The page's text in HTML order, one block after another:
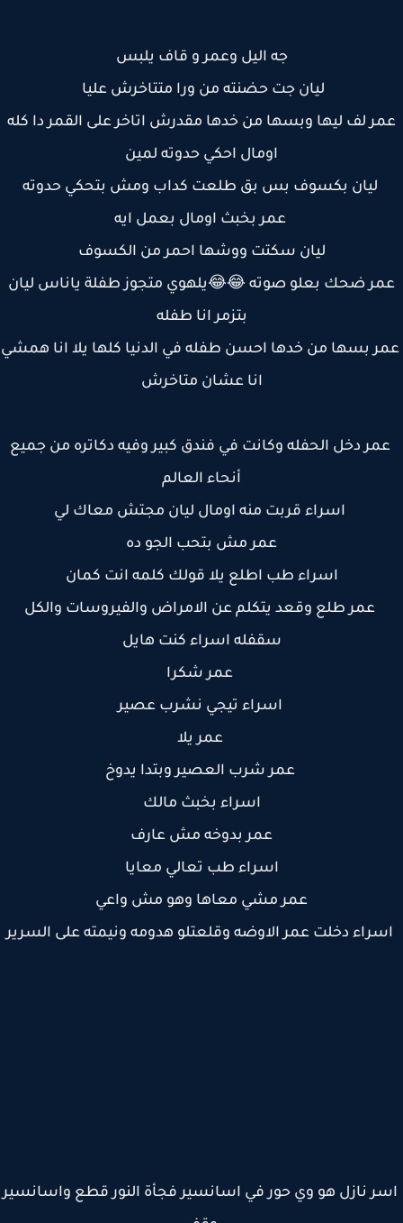
جه اليل وعمر و قاف يلبس
ليان جت حضنته من ورا متتاخرش عليا
لف ليها وبسها من خدها مقدرش اتاخر على القمر دا كله
اومال احكي حدوته لمين
ليان بكسوف بس بق طلعت كداب ومش بتحكي حدوته
عمر بخبث اومال بعمل ايه
ليان سكتت ووشها احمر من الكسوف
ضحك بعلو صوته 😂😂يلهوي متجوز طفلة ياناس ليان
بتزمر انا طفله
بسها من خدها احسن طفله في الدنيا كلها يلا انا همشي
انا عشان متاخرش
دخل الحفله وكانت في فندق كبير وفيه دكاتره من جميع
أنحاء العالم
اسراء قربت منه اومال ليان مجتش معاك لي
عمر مش بتحب الجو ده
اسراء طب اطلع يلا قولك كلمه انت كمان
عمر طلع وقعد يتكلم عن الامراض والفيروسات والكل
سقفله اسراء كنت هايل
عمر شكرا
اسراء تيجي نشرب عصير
عمر يلا
عمر شرب العصير وبتدا يدوخ
اسراء بخبث مالك
عمر بدوخه مش عارف
اسراء طب تعالي معايا
عمر مشي معاها وهو مش واعي
دخلت عمر الاوضه وقلعتلو هدومه ونيمته على السرير
نازل هو وي حور في اسانسير فجأة النور قطع واسانسير